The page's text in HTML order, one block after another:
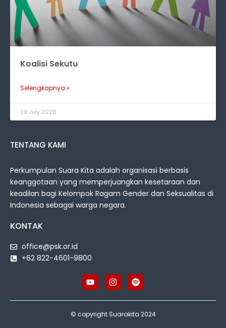
Koalisi Sekutu
Selengkapnya »
29 July 2026
TENTANG KAMI
Perkumpulan Suara Kita adalah organisasi berbasis
keanggotaan yang memperjuangkan kesetaraan dan
keadilan bagi Kelompok Ragam Gender dan Seksualitas di
Indonesia sebagai warga negara.
KONTAK
office@psk.or.id
+62 822-4601-9800
© copyright Suarakita 2024